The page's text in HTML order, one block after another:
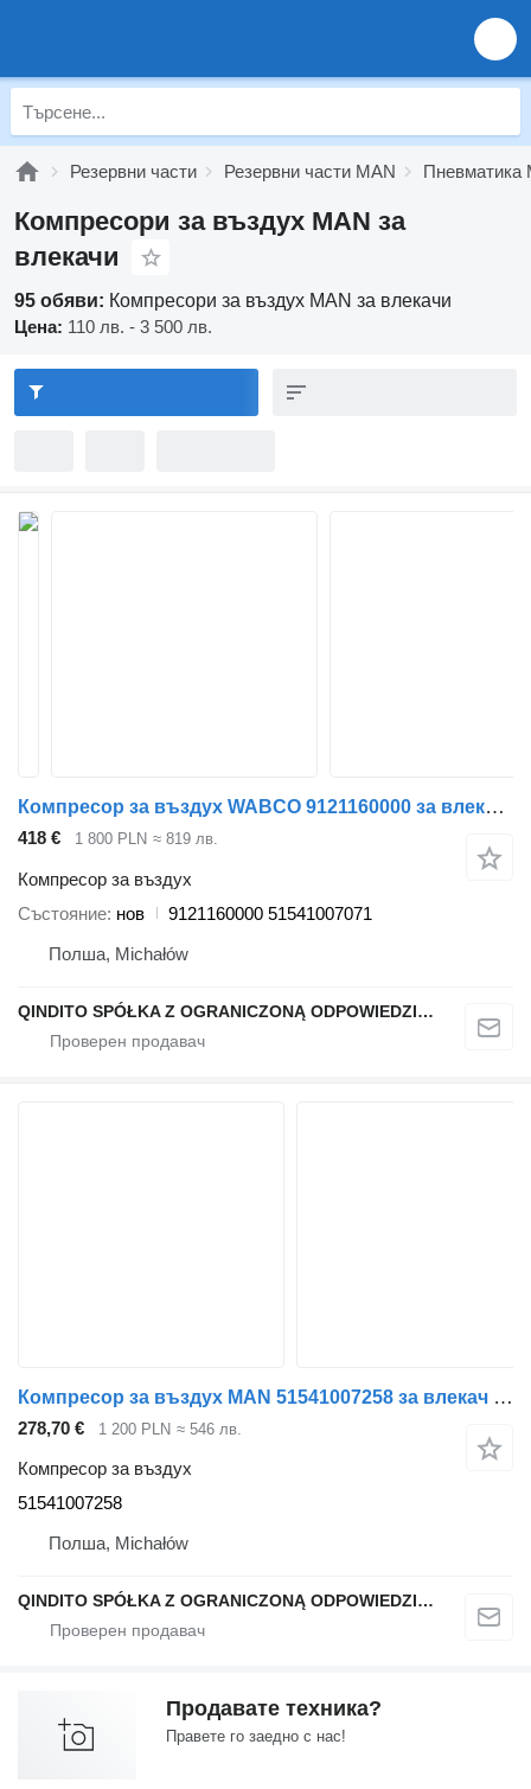
Резервни части Резервни части MAN Пневматика
Компресори за въздух MAN за
влекачи
95 обяви: Компресори за въздух MAN за влекачи
Цена: 110 лв. - 3 500 лв.
Компресор за въздух WABCO 9121160000 за влекач MAN
418 € 1 800 PLN ≈ 819 лв.
Компресор за въздух
Състояние нов
9121160000 51541007071
Полша, Michałów
QINDITO SPÓŁKA Z OGRANICZONĄ ODPOWIEDZIALNOŚCIĄ
Компресор за въздух MAN 51541007258 за влекач MAN TGX TGS
278,70 € 1 200 PLN ≈ 546 лв.
Компресор за въздух
51541007258
Полша, Michałów
QINDITO SPÓŁKA Z OGRANICZONĄ ODPOWIEDZIALNOŚCIĄ
Продавате техника?
Правете го заедно с нас!